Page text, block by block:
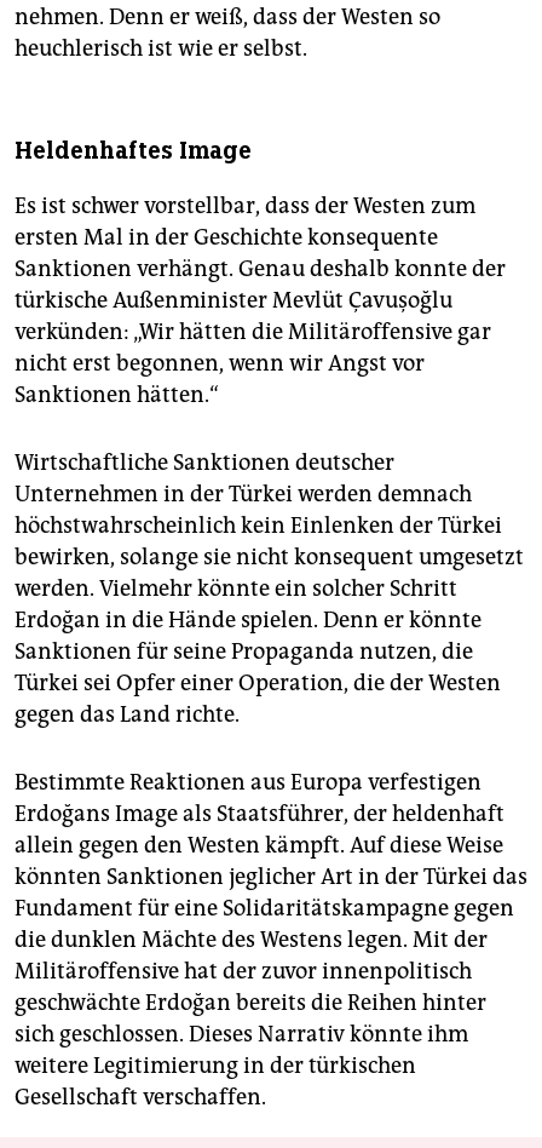
nehmen. Denn er weiß, dass der Westen so
heuchlerisch ist wie er selbst.
Heldenhaftes Image
Es ist schwer vorstellbar, dass der Westen zum
ersten Mal in der Geschichte konsequente
Sanktionen verhängt. Genau deshalb konnte der
türkische Außenminister Mevlüt Çavuşoğlu
verkünden: „Wir hätten die Militäroffensive gar
nicht erst begonnen, wenn wir Angst vor
Sanktionen hätten.“
Wirtschaftliche Sanktionen deutscher
Unternehmen in der Türkei werden demnach
höchstwahrscheinlich kein Einlenken der Türkei
bewirken, solange sie nicht konsequent umgesetzt
werden. Vielmehr könnte ein solcher Schritt
Erdoğan in die Hände spielen. Denn er könnte
Sanktionen für seine Propaganda nutzen, die
Türkei sei Opfer einer Operation, die der Westen
gegen das Land richte.
Bestimmte Reaktionen aus Europa verfestigen
Erdoğans Image als Staatsführer, der heldenhaft
allein gegen den Westen kämpft. Auf diese Weise
könnten Sanktionen jeglicher Art in der Türkei das
Fundament für eine Solidaritätskampagne gegen
die dunklen Mächte des Westens legen. Mit der
Militäroffensive hat der zuvor innenpolitisch
geschwächte Erdoğan bereits die Reihen hinter
sich geschlossen. Dieses Narrativ könnte ihm
weitere Legitimierung in der türkischen
Gesellschaft verschaffen.